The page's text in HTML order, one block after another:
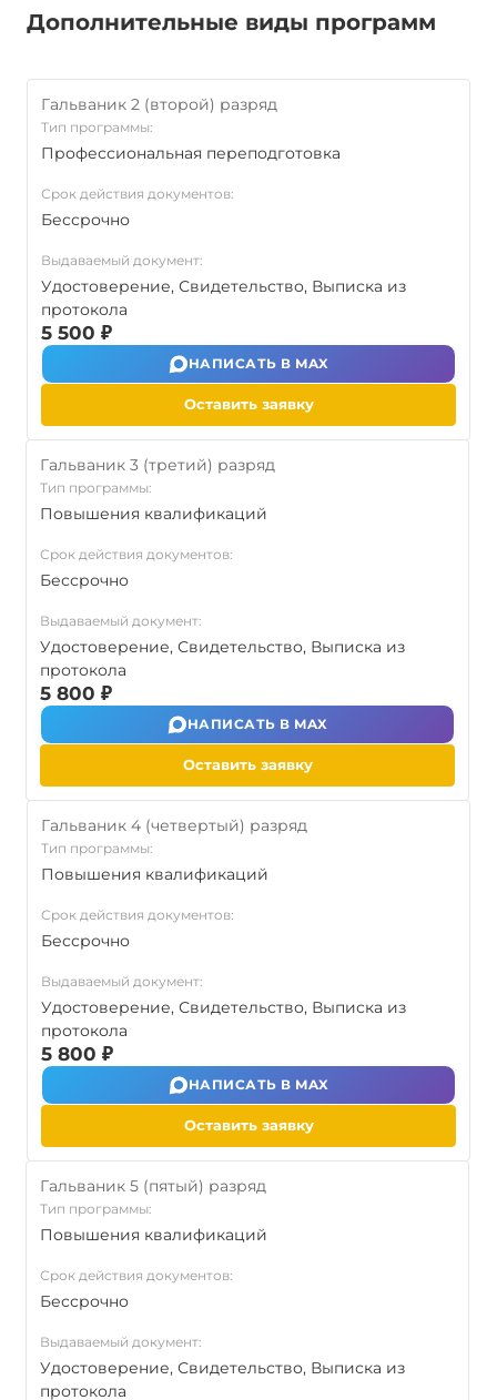
Дополнительные виды программ
Гальваник 2 (второй) разряд
Тип программы:
Профессиональная переподготовка
Срок действия документов:
Бессрочно
Выдаваемый документ:
Удостоверение, Свидетельство, Выписка из
протокола
5 500 ₽
НАПИСАТЬ В MAX
Оставить заявку
Гальваник 3 (третий) разряд
Тип программы:
Повышения квалификаций
Срок действия документов:
Бессрочно
Выдаваемый документ:
Удостоверение, Свидетельство, Выписка из
протокола
5 800 ₽
НАПИСАТЬ В MAX
Оставить заявку
Гальваник 4 (четвертый) разряд
Тип программы:
Повышения квалификаций
Срок действия документов:
Бессрочно
Выдаваемый документ:
Удостоверение, Свидетельство, Выписка из
протокола
5 800 ₽
НАПИСАТЬ В MAX
Оставить заявку
Гальваник 5 (пятый) разряд
Тип программы:
Повышения квалификаций
Срок действия документов:
Бессрочно
Выдаваемый документ:
Удостоверение, Свидетельство, Выписка из
протокола